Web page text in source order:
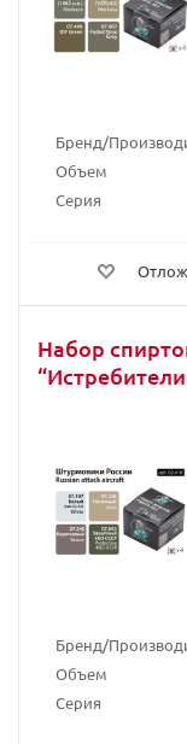
Бренд/
Объем
Серия
Набор
Бренд/
Объем
Серия